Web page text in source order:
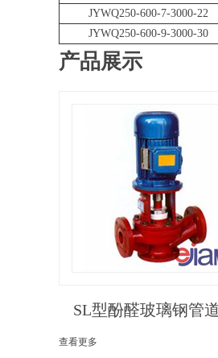
JYWQ250-600-7-3000-22
JYWQ250-600-9-3000-30
产品展示
SL型酚醛玻璃钢管
查看更多